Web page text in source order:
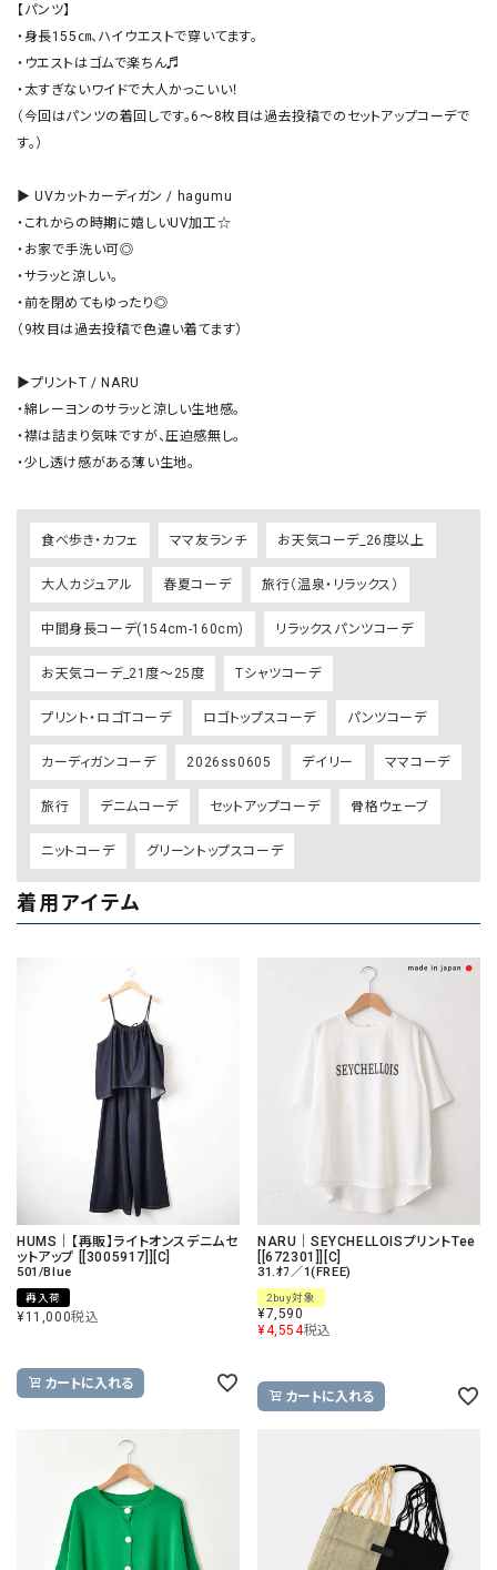
【パンツ】
・身長155㎝、ハイウエストで穿いてます。
・ウエストはゴムで楽ちん♬
・太すぎないワイドで大人かっこいい！
（今回はパンツの着回しです。6〜8枚目は過去投稿でのセットアップコーデで
す。）
▶︎ UVカットカーディガン / hagumu
・これからの時期に嬉しいUV加工☆
・お家で手洗い可◎
・サラッと涼しい。
・前を閉めてもゆったり◎
（9枚目は過去投稿で色違い着てます）
▶︎プリントT / NARU
・綿レーヨンのサラッと涼しい生地感。
・襟は詰まり気味ですが、圧迫感無し。
・少し透け感がある薄い生地。
食べ歩き・カフェ ママ友ランチ お天気コーデ_26度以上
大人カジュアル 春夏コーデ 旅行（温泉・リラックス）
中間身長コーデ(154cm-160cm) リラックスパンツコーデ
お天気コーデ_21度～25度 Tシャツコーデ
プリント・ロゴTコーデ ロゴトップスコーデ パンツコーデ
カーディガンコーデ 2026ss0605 デイリー ママコーデ
旅行 デニムコーデ セットアップコーデ 骨格ウェーブ
ニットコーデ グリーントップスコーデ
着用アイテム
HUMS｜【再販】ライトオンスデニムセ
ットアップ [[3005917]][C]
501/Blue
再入荷
¥11,000税込
カートに入れる
NARU｜SEYCHELLOISプリントTee
[[672301]][C]
31.ｵﾌ／1(FREE)
2buy対象
¥7,590
¥4,554税込
カートに入れる